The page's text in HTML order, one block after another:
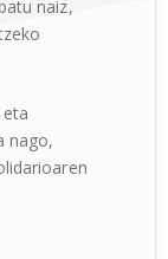
naiz,
nago,